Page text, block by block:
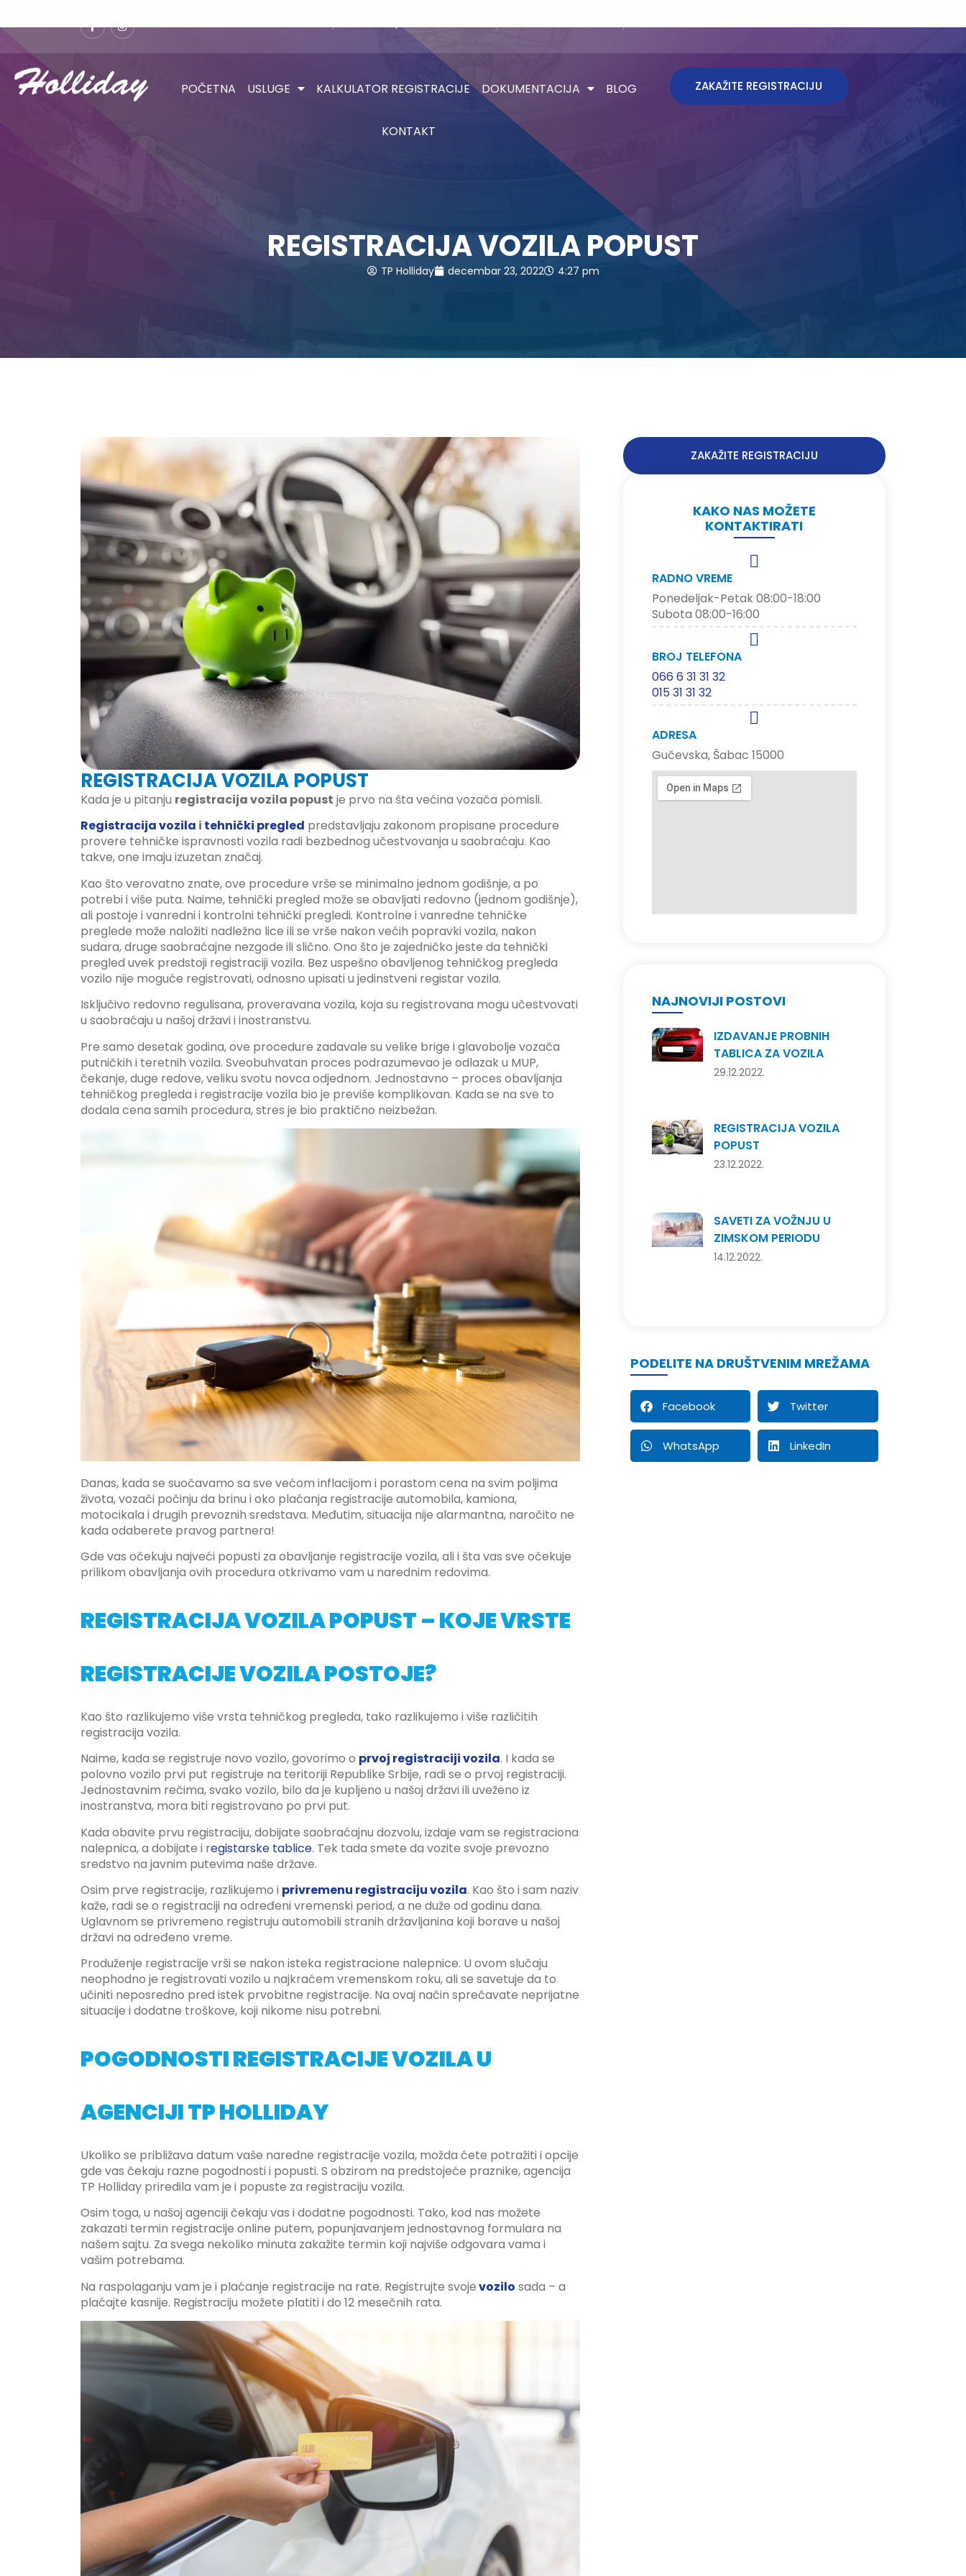
POČETNA USLUGE KALKULATOR REGISTRACIJE DOKUMENTACIJA BLOG
KONTAKT
ZAKAŽITE REGISTRACIJU
REGISTRACIJA VOZILA POPUST
TP Holliday decembar 23, 2022 4:27 pm
REGISTRACIJA VOZILA POPUST
Kada je u pitanju registracija vozila popust je prvo na šta većina vozača pomisli.
Registracija vozila i tehnički pregled predstavljaju zakonom propisane procedure
provere tehničke ispravnosti vozila radi bezbednog učestvovanja u saobraćaju. Kao
takve, one imaju izuzetan značaj.
Kao što verovatno znate, ove procedure vrše se minimalno jednom godišnje, a po
potrebi i više puta. Naime, tehnički pregled može se obavljati redovno (jednom godišnje),
ali postoje i vanredni i kontrolni tehnički pregledi. Kontrolne i vanredne tehničke
preglede može naložiti nadležno lice ili se vrše nakon većih popravki vozila, nakon
sudara, druge saobraćajne nezgode ili slično. Ono što je zajedničko jeste da tehnički
pregled uvek predstoji registraciji vozila. Bez uspešno obavljenog tehničkog pregleda
vozilo nije moguće registrovati, odnosno upisati u jedinstveni registar vozila.
Isključivo redovno regulisana, proveravana vozila, koja su registrovana mogu učestvovati
u saobraćaju u našoj državi i inostranstvu.
Pre samo desetak godina, ove procedure zadavale su velike brige i glavobolje vozača
putničkih i teretnih vozila. Sveobuhvatan proces podrazumevao je odlazak u MUP,
čekanje, duge redove, veliku svotu novca odjednom. Jednostavno – proces obavljanja
tehničkog pregleda i registracije vozila bio je previše komplikovan. Kada se na sve to
dodala cena samih procedura, stres je bio praktično neizbežan.
Danas, kada se suočavamo sa sve većom inflacijom i porastom cena na svim poljima
života, vozači počinju da brinu i oko plaćanja registracije automobila, kamiona,
motocikala i drugih prevoznih sredstava. Međutim, situacija nije alarmantna, naročito ne
kada odaberete pravog partnera!
Gde vas očekuju najveći popusti za obavljanje registracije vozila, ali i šta vas sve očekuje
prilikom obavljanja ovih procedura otkrivamo vam u narednim redovima.
REGISTRACIJA VOZILA POPUST – KOJE VRSTE
REGISTRACIJE VOZILA POSTOJE?
Kao što razlikujemo više vrsta tehničkog pregleda, tako razlikujemo i više različitih
registracija vozila.
Naime, kada se registruje novo vozilo, govorimo o prvoj registraciji vozila. I kada se
polovno vozilo prvi put registruje na teritoriji Republike Srbije, radi se o prvoj registraciji.
Jednostavnim rečima, svako vozilo, bilo da je kupljeno u našoj državi ili uveženo iz
inostranstva, mora biti registrovano po prvi put.
Kada obavite prvu registraciju, dobijate saobraćajnu dozvolu, izdaje vam se registraciona
nalepnica, a dobijate i registarske tablice. Tek tada smete da vozite svoje prevozno
sredstvo na javnim putevima naše države.
Osim prve registracije, razlikujemo i privremenu registraciju vozila. Kao što i sam naziv
kaže, radi se o registraciji na određeni vremenski period, a ne duže od godinu dana.
Uglavnom se privremeno registruju automobili stranih državljanina koji borave u našoj
državi na određeno vreme.
Produženje registracije vrši se nakon isteka registracione nalepnice. U ovom slučaju
neophodno je registrovati vozilo u najkraćem vremenskom roku, ali se savetuje da to
učiniti neposredno pred istek prvobitne registracije. Na ovaj način sprečavate neprijatne
situacije i dodatne troškove, koji nikome nisu potrebni.
POGODNOSTI REGISTRACIJE VOZILA U
AGENCIJI TP HOLLIDAY
Ukoliko se približava datum vaše naredne registracije vozila, možda ćete potražiti i opcije
gde vas čekaju razne pogodnosti i popusti. S obzirom na predstojeće praznike, agencija
TP Holliday priredila vam je i popuste za registraciju vozila.
Osim toga, u našoj agenciji čekaju vas i dodatne pogodnosti. Tako, kod nas možete
zakazati termin registracije online putem, popunjavanjem jednostavnog formulara na
našem sajtu. Za svega nekoliko minuta zakažite termin koji najviše odgovara vama i
vašim potrebama.
Na raspolaganju vam je i plaćanje registracije na rate. Registrujte svojevozilo sada – a
plaćajte kasnije. Registraciju možete platiti i do 12 mesečnih rata.
ZAKAŽITE REGISTRACIJU
KAKO NAS MOŽETE
KONTAKTIRATI
RADNO VREME
Ponedeljak-Petak 08:00-18:00
Subota 08:00-16:00
BROJ TELEFONA
066 6 31 31 32
015 31 31 32
ADRESA
Gučevska, Šabac 15000
NAJNOVIJI POSTOVI
IZDAVANJE PROBNIH
TABLICA ZA VOZILA
29.12.2022.
REGISTRACIJA VOZILA
POPUST
23.12.2022.
SAVETI ZA VOŽNJU U
ZIMSKOM PERIODU
14.12.2022.
PODELITE NA DRUŠTVENIM MREŽAMA
Facebook Twitter
WhatsApp LinkedIn